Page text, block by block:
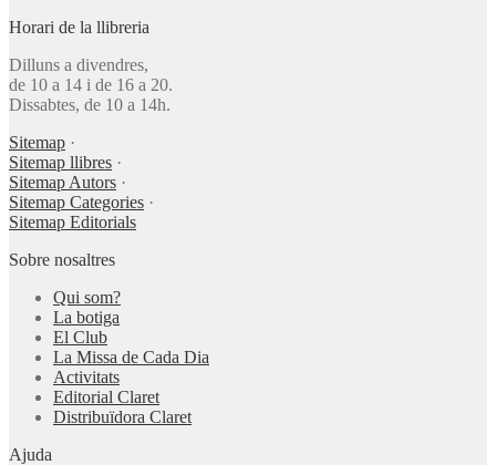
Horari de la llibreria
Dilluns a divendres,
de 10 a 14 i de 16 a 20.
Dissabtes, de 10 a 14h.
Sitemap ·
Sitemap llibres ·
Sitemap Autors ·
Sitemap Categories ·
Sitemap Editorials
Sobre nosaltres
Qui som?
La botiga
El Club
La Missa de Cada Dia
Activitats
Editorial Claret
Distribuïdora Claret
Ajuda